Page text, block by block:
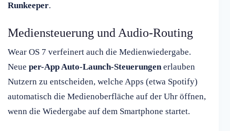
Runkeeper.
Mediensteuerung und Audio-Routing
Wear OS 7 verfeinert auch die Medienwiedergabe.
Neue per-App Auto-Launch-Steuerungenerlauben
Nutzern zu entscheiden, welche Apps (etwa Spotify)
automatisch die Medienoberfläche auf der Uhr öffnen,
wenn die Wiedergabe auf dem Smartphone startet.